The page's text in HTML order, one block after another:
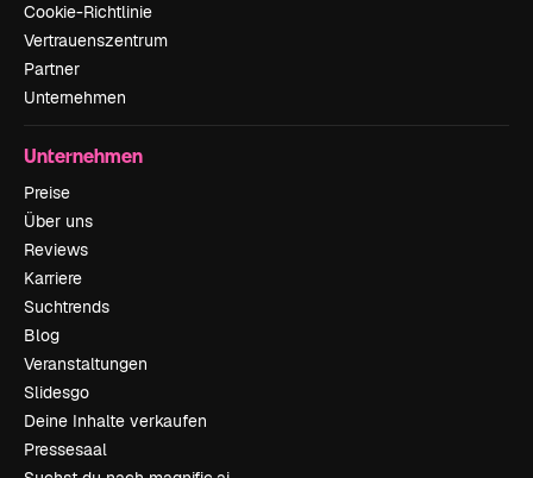
Cookie-Richtlinie
Vertrauenszentrum
Partner
Unternehmen
Unternehmen
Preise
Über uns
Reviews
Karriere
Suchtrends
Blog
Veranstaltungen
Slidesgo
Deine Inhalte verkaufen
Pressesaal